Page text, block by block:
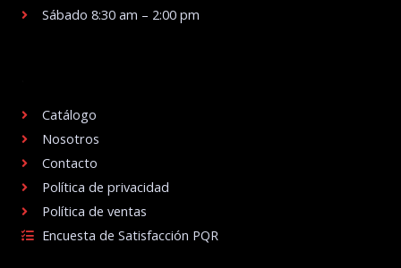
Sábado 8:30 am – 2:00 pm
Catálogo
Nosotros
Contacto
Política de privacidad
Política de ventas
Encuesta de Satisfacción PQR